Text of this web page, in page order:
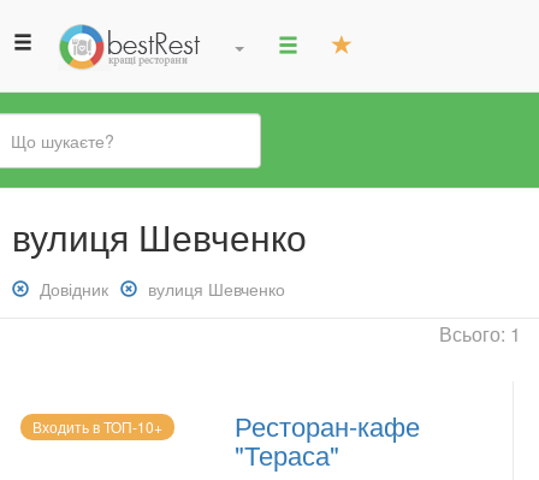
Ви
є
тут
вулиця Шевченко
Зняти
фільтр:
Довідник
Зняти
фільтр:
вулиця Шевченко
Всього: 1
Входить в ТОП-10+ Ресторан-кафе
"Тераса"